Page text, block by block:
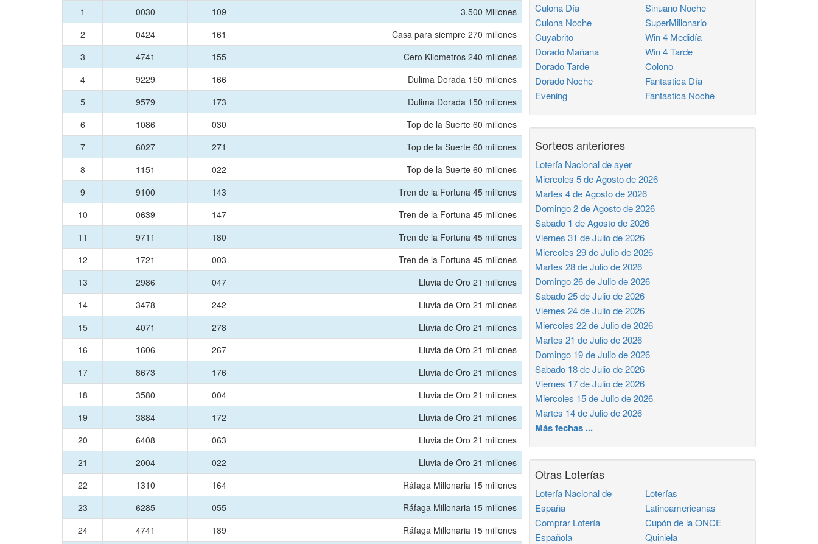
1
0030 109
3.500 Millones
2
0424 161
Casa para siempre 270 millones
3
4741 155
Cero Kilometros 240 millones
4
9229 166
Dulima Dorada 150 millones
5
9579 173
Dulima Dorada 150 millones
6
1086 030
Top de la Suerte 60 millones
7
6027 271
Top de la Suerte 60 millones
8
1151 022
Top de la Suerte 60 millones
9
9100 143
Tren de la Fortuna 45 millones
10
0639 147
Tren de la Fortuna 45 millones
11
9711 180
Tren de la Fortuna 45 millones
12
1721 003
Tren de la Fortuna 45 millones
13
2986 047
Lluvia de Oro 21 millones
14
3478 242
Lluvia de Oro 21 millones
15
4071 278
Lluvia de Oro 21 millones
16
1606 267
Lluvia de Oro 21 millones
17
8673 176
Lluvia de Oro 21 millones
18
3580 004
Lluvia de Oro 21 millones
19
3884 172
Lluvia de Oro 21 millones
20
6408 063
Lluvia de Oro 21 millones
21
2004 022
Lluvia de Oro 21 millones
22
1310 164
Ráfaga Millonaria 15 millones
23
6285 055
Ráfaga Millonaria 15 millones
24
4741 189
Ráfaga Millonaria 15 millones
Culona Día
Culona Noche
Cuyabrito
Dorado Mañana
Dorado Tarde
Dorado Noche
Evening
Sinuano Noche
SuperMillonario
Win 4 Medidía
Win 4 Tarde
Colono
Fantastica Día
Fantastica Noche
Sorteos anteriores
Lotería Nacional de ayer
Miercoles 5 de Agosto de 2026
Martes 4 de Agosto de 2026
Domingo 2 de Agosto de 2026
Sabado 1 de Agosto de 2026
Viernes 31 de Julio de 2026
Miercoles 29 de Julio de 2026
Martes 28 de Julio de 2026
Domingo 26 de Julio de 2026
Sabado 25 de Julio de 2026
Viernes 24 de Julio de 2026
Miercoles 22 de Julio de 2026
Martes 21 de Julio de 2026
Domingo 19 de Julio de 2026
Sabado 18 de Julio de 2026
Viernes 17 de Julio de 2026
Miercoles 15 de Julio de 2026
Martes 14 de Julio de 2026
Más fechas ...
Otras Loterías
Lotería Nacional de
España
Comprar Lotería
Española
Loterías
Latinoamericanas
Cupón de la ONCE
Quiniela